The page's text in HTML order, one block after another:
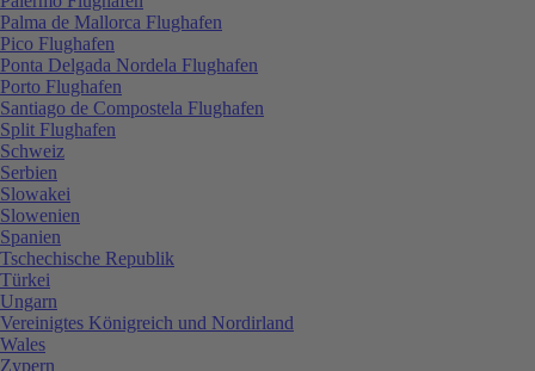
Palma de Mallorca Flughafen
Pico Flughafen
Ponta Delgada Nordela Flughafen
Porto Flughafen
Santiago de Compostela Flughafen
Split Flughafen
Schweiz
Serbien
Slowakei
Slowenien
Spanien
Tschechische Republik
Türkei
Ungarn
Vereinigtes Königreich und Nordirland
Wales
Zypern